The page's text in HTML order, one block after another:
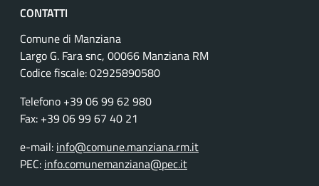
CONTATTI
Comune di Manziana
Largo G. Fara snc, 00066 Manziana RM
Codice fiscale:02925890580
Telefono +39 06 99 62 980
Fax: +39 06 99 67 40 21
e-mail: info@comune.manziana.rm.it
PEC: info.comunemanziana@pec.it